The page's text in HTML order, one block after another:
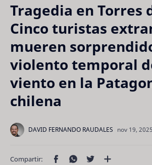
Tragedia en Torres
Cinco turistas
mueren
violento temporal
viento en la
chilena